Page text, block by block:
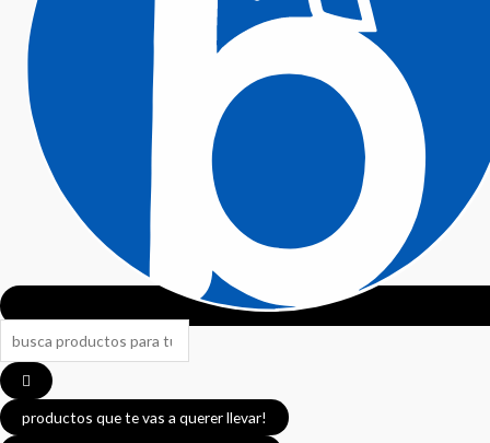
productos que te vas a querer llevar!